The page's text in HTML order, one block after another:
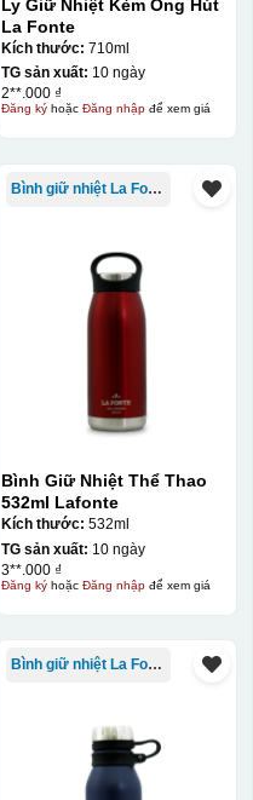
Ly Giữ Nhiệt Kèm Ống Hút
La Fonte
Kích thước: 710ml
TG sản xuất: 10 ngày
2**.000 ₫
Đăng kýhoặc Đăng nhậpđể xem giá
Bình giữ nhiệt La Fonte
Bình Giữ Nhiệt Thể Thao
532ml Lafonte
Kích thước: 532ml
TG sản xuất: 10 ngày
3**.000 ₫
Đăng kýhoặc Đăng nhậpđể xem giá
Bình giữ nhiệt La Fonte